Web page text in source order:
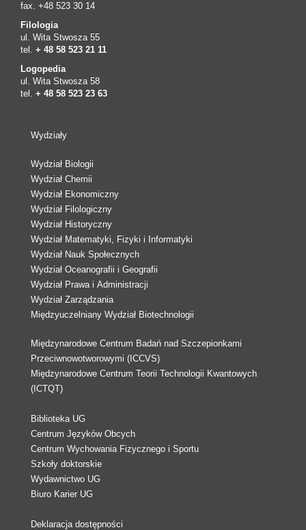
fax. +48 523 30 14
Filologia
ul. Wita Stwosza 55
tel. + 48 58 523 21 11
Logopedia
ul. Wita Stwosza 58
tel. + 48 58 523 23 63
Wydziały
Wydział Biologii
Wydział Chemii
Wydział Ekonomiczny
Wydział Filologiczny
Wydział Historyczny
Wydział Matematyki, Fizyki i Informatyki
Wydział Nauk Społecznych
Wydział Oceanografii i Geografii
Wydział Prawa i Administracji
Wydział Zarządzania
Międzyuczelniany Wydział Biotechnologii
Międzynarodowe Centrum Badań nad Szczepionkami
Przeciwnowotworowymi (ICCVS)
Międzynarodowe Centrum Teorii Technologii Kwantowych
(ICTQT)
Biblioteka UG
Centrum Języków Obcych
Centrum Wychowania Fizycznego i Sportu
Szkoły doktorskie
Wydawnictwo UG
Biuro Karier UG
Deklaracja dostępności